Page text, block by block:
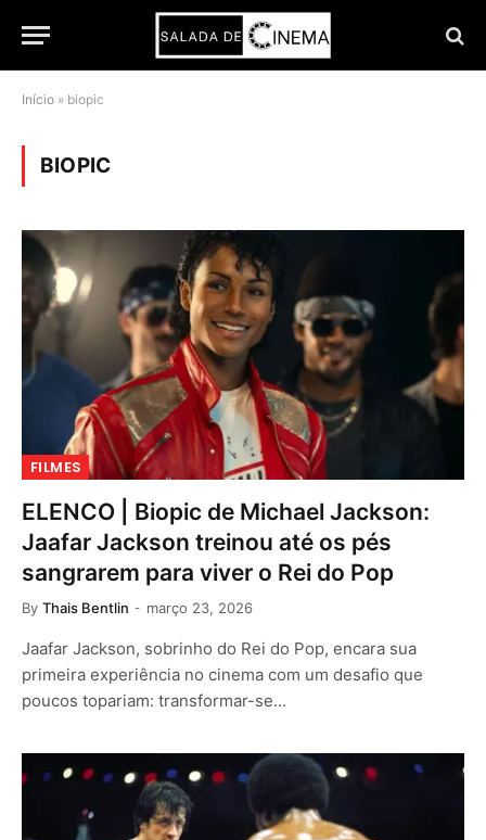
Início » biopic
BIOPIC
FILMES
ELENCO | Biopic de Michael Jackson:
Jaafar Jackson treinou até os pés
sangrarem para viver o Rei do Pop
By Thais Bentlin março 23, 2026
Jaafar Jackson, sobrinho do Rei do Pop, encara sua
primeira experiência no cinema com um desafio que
poucos topariam: transformar-se…